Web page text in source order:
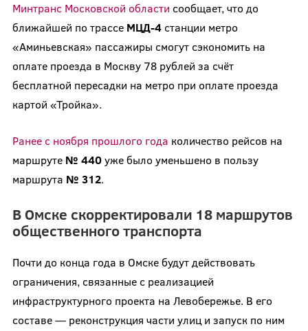
Минтранс Московской области сообщает, что до
ближайшей по трассе МЦД-4 станции метро
«Аминьевская» пассажиры смогут сэкономить на
оплате проезда в Москву 78 рублей за счёт
бесплатной пересадки на метро при оплате проезда
картой «Тройка».
Ранее с ноября прошлого года количество рейсов на
маршруте № 440уже было уменьшено в пользу
маршрута № 312.
В Омске скорректировали 18 маршрутов
общественного транспорта
Почти до конца года в Омске будут действовать
ограничения, связанные с реализацией
инфраструктурного проекта на Левобережье. В его
составе — реконструкция части улиц и запуск по ним